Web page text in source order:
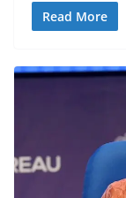
Read More